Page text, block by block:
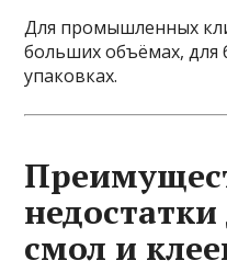
Для промышленных
больших объёмах,
упаковках.
смол и